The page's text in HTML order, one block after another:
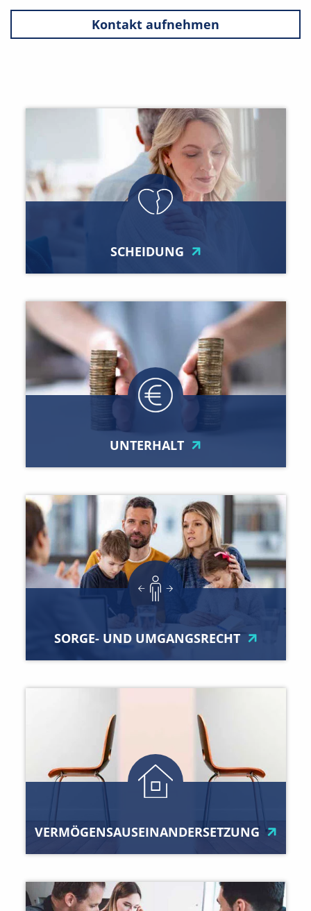
Kontakt aufnehmen
SCHEIDUNG
UNTERHALT
SORGE- UND UMGANGSRECHT
VERMÖGENSAUSEINANDERSETZUNG